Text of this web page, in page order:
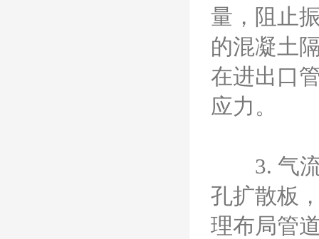
量，阻止
的混凝土
在进出口
应力。
3. 气流
孔扩散板
理布局管